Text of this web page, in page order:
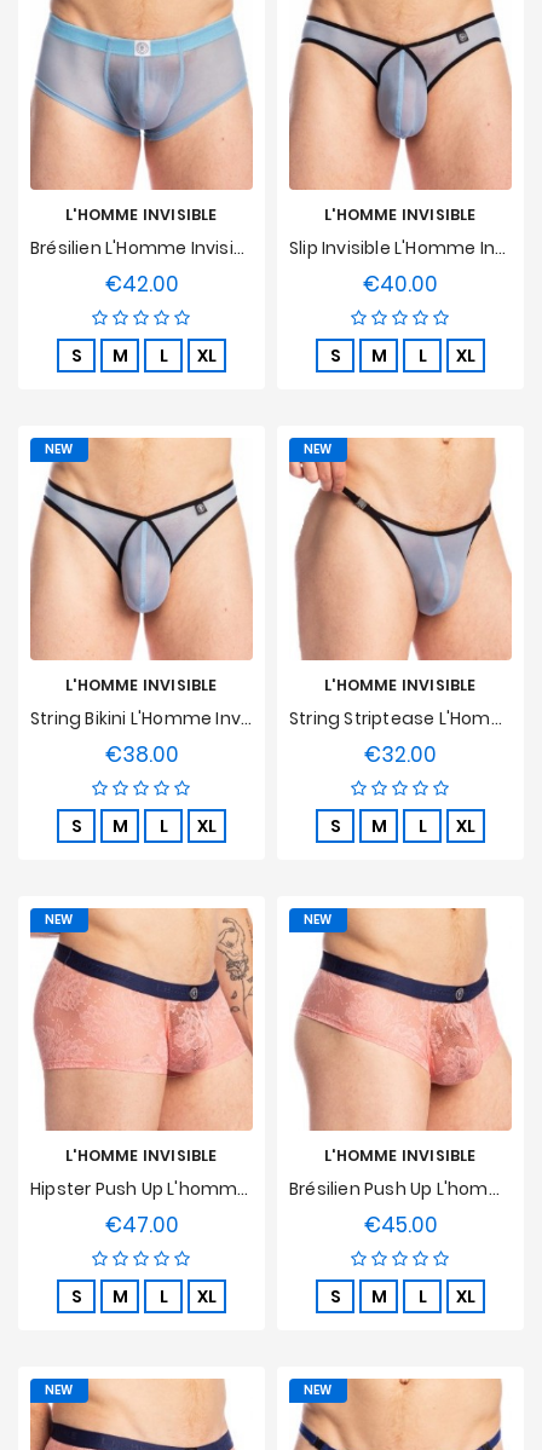
L'HOMME INVISIBLE
Brésilien L'Homme Invisible - Faro
€42.00Price
S M L XL
L'HOMME INVISIBLE
Slip Invisible L'Homme Invisible - Faro
€40.00
S M L XL
L'HOMME INVISIBLE
String Bikini L'Homme Invisible - Faro
€38.00Price
S M L XL
NEW
L'HOMME INVISIBLE
String Striptease L'Homme Invisible - Faro
€32.00
S M L XL
NEW
L'HOMME INVISIBLE
Hipster Push Up L'homme Invisible - Erevan
€47.00Price
S M L XL
NEW
L'HOMME INVISIBLE
Brésilien Push Up L'homme Invisible - Erevan
€45.00Price
S M L XL
NEW
NEW NEW